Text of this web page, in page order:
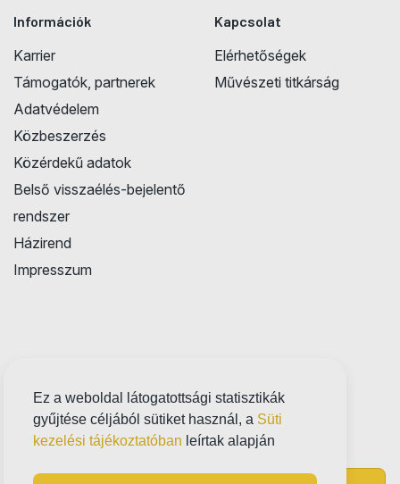
Ez a weboldal látogatottsági statisztikák
gyűjtése céljából sütiket használ, a Süti
kezelési tájékoztatóban leírtak alapján
Információk
Karrier
Támogatók, partnerek
Adatvédelem
Közbeszerzés
Közérdekű adatok
Belső visszaélés-bejelentő
rendszer
Házirend
Impresszum
Kapcsolat
Elérhetőségek
Művészeti titkárság
Próbatábla